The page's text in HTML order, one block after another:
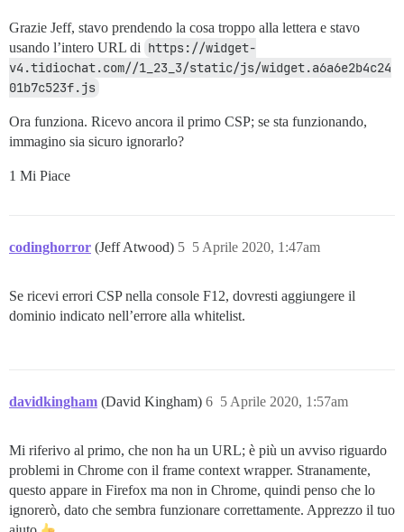
      return getContentDocument(this);
    };
Object.defineProperty(element.prototype,
                          contentWindowDesc);
Object.defineProperty(element.prototype,
                          contentDocumentDesc);
  }
  /*
   * le connessioni WebRTC.
  let RealCustomEvent = window.CustomEvent;
    checkRequest = window[eventName];
  else
let addEventListener =
let dispatchEvent =
let removeEventListener =
    checkRequest = (url, callback) =>
    {
      let incomingEventName = eventName + "-" + url;
Grazie Jeff, stavo prendendo la cosa troppo alla lettera e stavo
usando l’intero URL di https://widget-
v4.tidiochat.com//1_23_3/static/js/widget.a6a6e2b4c24
01b7c523f.js
Ora funziona. Ricevo ancora il primo CSP; se sta funzionando,
immagino sia sicuro ignorarlo?
1 Mi Piace
codinghorror (Jeff Atwood) 5 Aprile 2020, 1:47am
5
Se ricevi errori CSP nella console F12, dovresti aggiungere il
dominio indicato nell’errore alla whitelist.
davidkingham (David Kingham) 5 Aprile 2020, 1:57am
6
Mi riferivo al primo, che non ha un URL; è più un avviso riguardo
problemi in Chrome con il frame context wrapper. Stranamente,
questo appare in Firefox ma non in Chrome, quindi penso che lo
ignorerò, dato che sembra funzionare correttamente. Apprezzo il tuo